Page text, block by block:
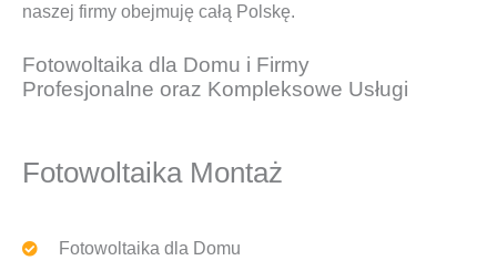
naszej firmy obejmuję całą Polskę.
Fotowoltaika dla Domu i Firmy
Profesjonalne oraz Kompleksowe Usługi
Fotowoltaika Montaż
Fotowoltaika dla Domu